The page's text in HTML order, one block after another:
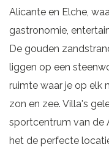
Alicante en Elche,
gastronomie,
De gouden
liggen op een
ruimte waar je op elk
zon en zee. Villa's
sportcentrum van de
het de perfecte